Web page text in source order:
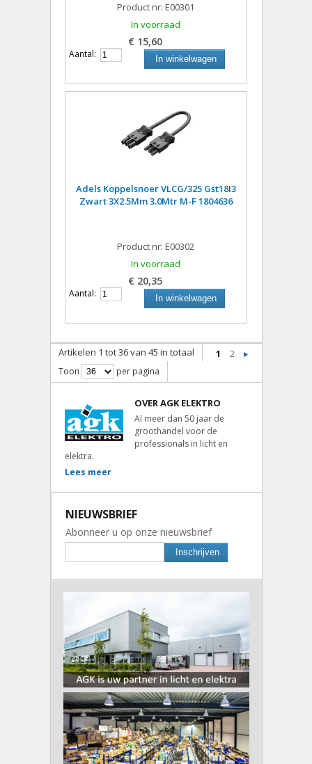
Product nr: E00301
In voorraad
€ 15,60
Aantal: In winkelwagen
Adels Koppelsnoer VLCG/325 Gst18I3
Zwart 3X2.5Mm 3.0Mtr M-F 1804636
Product nr: E00302
In voorraad
€ 20,35
Aantal: In winkelwagen
Artikelen 1 tot 36 van 45 in totaal
Toon per pagina
1 2
OVER AGK ELEKTRO
Al meer dan 50 jaar de
groothandel voor de
professionals in licht en
elektra.
Lees meer
NIEUWSBRIEF
Abonneer u op onze nieuwsbrief
Inschrijven